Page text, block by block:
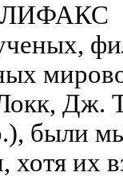
Дж.
были
хотя их